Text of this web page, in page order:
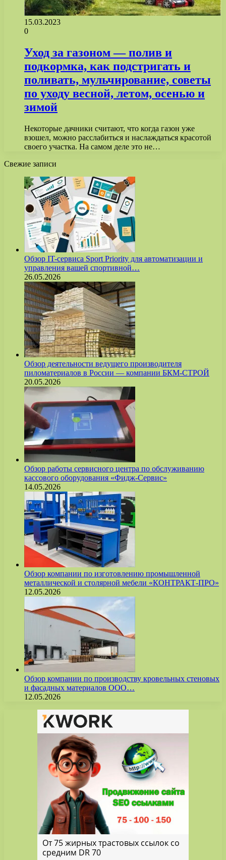
15.03.2023
0
Уход за газоном — полив и
подкормка, как подстригать и
поливать, мульчирование, советы
по уходу весной, летом, осенью и
зимой
Некоторые дачники считают, что когда газон уже
взошел, можно расслабиться и наслаждаться красотой
своего участка. На самом деле это не…
Свежие записи
Обзор IT-сервиса Sport Priority для автоматизации и
управления вашей спортивной…
26.05.2026
Обзор деятельности ведущего производителя
пиломатериалов в России — компании БКМ-СТРОЙ
20.05.2026
Обзор работы сервисного центра по обслуживанию
кассового оборудования «Фидж-Сервис»
14.05.2026
Обзор компании по изготовлению промышленной
металлической и столярной мебели «КОНТРАКТ-ПРО»
12.05.2026
Обзор компании по производству кровельных стеновых
и фасадных материалов ООО…
12.05.2026